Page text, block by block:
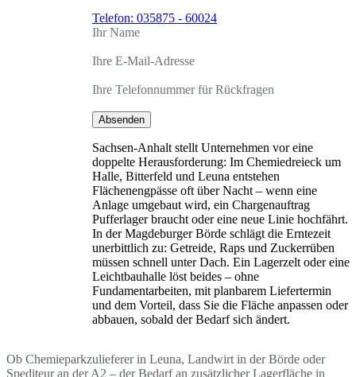
Telefon: 035875 - 60024
Ihr Name
Ihre E-Mail-Adresse
Ihre Telefonnummer für Rückfragen
Absenden
Sachsen-Anhalt stellt Unternehmen vor eine
doppelte Herausforderung: Im Chemiedreieck um
Halle, Bitterfeld und Leuna entstehen
Flächenengpässe oft über Nacht – wenn eine
Anlage umgebaut wird, ein Chargenauftrag
Pufferlager braucht oder eine neue Linie hochfährt.
In der Magdeburger Börde schlägt die Erntezeit
unerbittlich zu: Getreide, Raps und Zuckerrüben
müssen schnell unter Dach. Ein Lagerzelt oder eine
Leichtbauhalle löst beides – ohne
Fundamentarbeiten, mit planbarem Liefertermin
und dem Vorteil, dass Sie die Fläche anpassen oder
abbauen, sobald der Bedarf sich ändert.
Ob Chemieparkzulieferer in Leuna, Landwirt in der Börde oder
Spediteur an der A2 – der Bedarf an zusätzlicher Lagerfläche in